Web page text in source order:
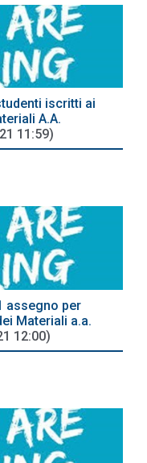
iscritti ai
A.A.
11:59)
assegno per
Materiali a.a.
12:00)